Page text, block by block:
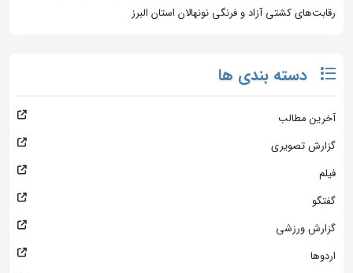
رقابت‌های کشتی آزاد و فرنگی نونهالان استان البرز
دسته بندی ها
آخرین مطالب
گزارش تصویری
فیلم
گفتگو
گزارش ورزشی
اردوها